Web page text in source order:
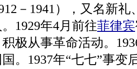
－1941），又名新礼
1929年4月前往菲律宾
极从事革命活动。
。1937年“七七”事变